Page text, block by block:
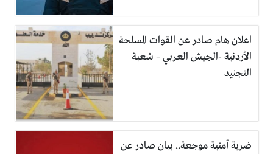
اعلان هام صادر عن القوات المسلحة
الأردنية -الجيش العربي – شعبة
التجنيد
ضربة أمنية موجعة.. بيان صادر عن